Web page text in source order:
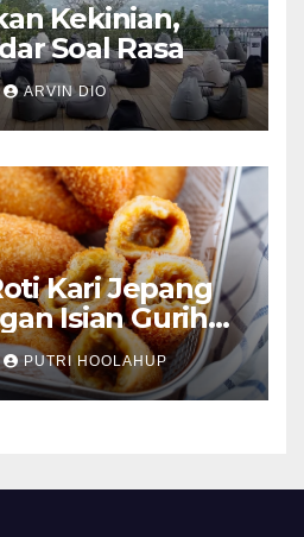
Kekinian,
Soal Rasa
ARVIN DIO
Kari Jepang
Isian Gurih
PUTRI HOOLAHUP